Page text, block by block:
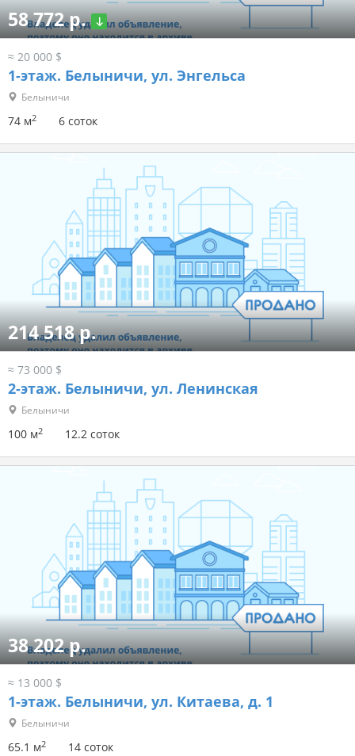
58 772 р.
≈ 20 000 $
1-этаж. Белыничи, ул. Энгельса
Белыничи
74 м2 6 соток
214 518 р.
≈ 73 000 $
2-этаж. Белыничи, ул. Ленинская
Белыничи
100 м2 12.2 соток
38 202 р.
≈ 13 000 $
1-этаж. Белыничи, ул. Китаева, д. 1
Белыничи
65.1 м2 14 соток